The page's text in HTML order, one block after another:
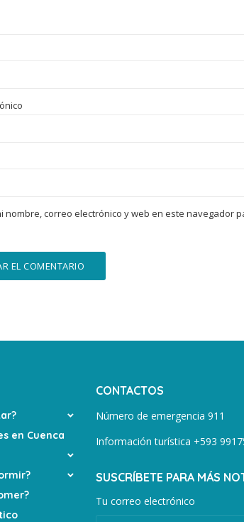
nombre, correo electrónico y web en este navegador
en Cuenca
CONTACTOS
Número de emergencia 911
Información turística +593
SUSCRÍBETE PARA MÁS
Tu correo electrónico